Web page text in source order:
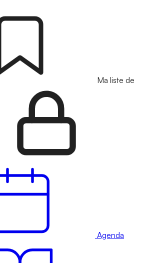
Ma liste de
Agenda